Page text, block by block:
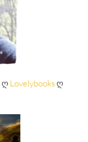
ღLovelybooksღ